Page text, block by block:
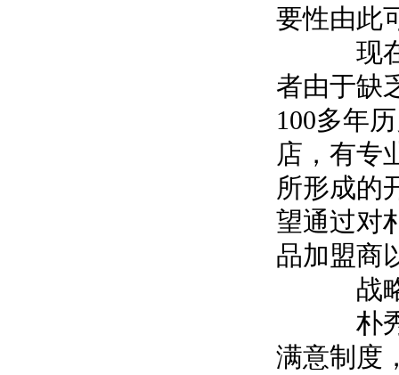
要性由此
现在
者由于缺
100多年
店，有专
所形成的
望通过对
品加盟商
战略
朴秀
满意制度